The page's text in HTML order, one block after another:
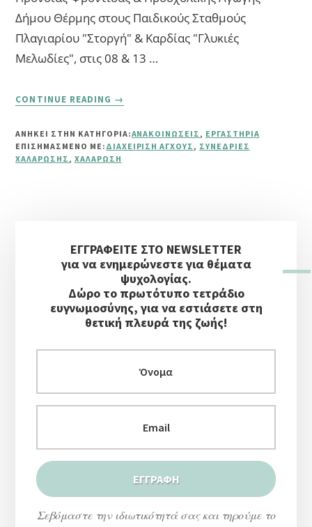
Δήμου Θέρμης στους Παιδικούς Σταθμούς
Πλαγιαρίου "Στοργή" & Καρδίας "Γλυκιές
Μελωδίες", στις 08 & 13 …
CONTINUE READING
ABOUT
ΣΥΝΕΔΡΊΕΣ
→
ΑΝΗΚΕΙ ΣΤΗΝ ΚΑΤΗΓΟΡΙΑ:ΑΝΑΚΟΙΝΏΣΕΙΣ, ΕΡΓΑΣΤΉΡΙΑ
ΕΠΙΣΗΜΑΣΜΈΝΟ ΜΕ: ΔΙΑΧΕΊΡΙΣΗ ΆΓΧΟΥΣ, ΣΥΝΕΔΡΊΕΣ
ΧΑΛΆΡΩΣΗΣ, ΧΑΛΆΡΩΣΗ
ΠλευρικήΕΓΓΡΑΦΕΙΤΕ ΣΤΟ NEWSLETTER
για να ενημερώνεστε για θέματα
ψυχολογίας.
Δώρο το πρωτότυπο τετράδιο
ευγνωμοσύνης, για να εστιάσετε στη
θετική πλευρά της ζωής!
Σεβόμαστε την ιδιωτικότητά σας και τηρούμε το